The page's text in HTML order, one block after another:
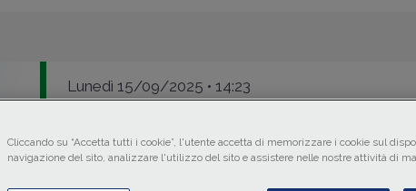
Lunedì 15/09/2025 • 14:23
Trust USA irrevocabile e
Cliccando su “Accetta tutti i cookie”, l'utente accetta di memorizzare i cookie sul
navigazione del sito, analizzare l'utilizzo del sito e assistere nelle nostre attività di